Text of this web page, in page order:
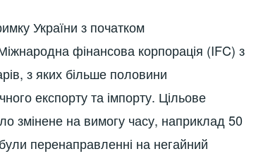
України з початком
фінансова корпорація (IFC) з
з яких більше половини
експорту та імпорту. Цільове
змінене на вимогу часу, наприклад 50
перенаправленні на негайний